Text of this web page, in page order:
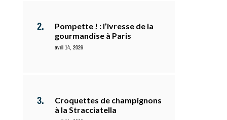
Pompette ! : l’ivresse de la
gourmandise à Paris
avril 14, 2026
Croquettes de champignons
à la Stracciatella